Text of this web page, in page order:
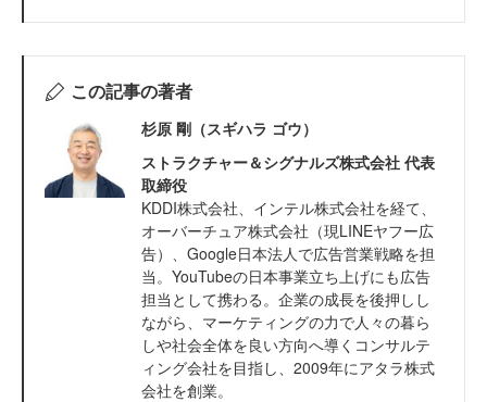
この記事の著者
杉原 剛（スギハラ ゴウ）
ストラクチャー＆シグナルズ株式会社 代表
取締役
KDDI株式会社、インテル株式会社を経て、
オーバーチュア株式会社（現LINEヤフー広
告）、Google日本法人で広告営業戦略を担
当。YouTubeの日本事業立ち上げにも広告
担当として携わる。企業の成長を後押しし
ながら、マーケティングの力で人々の暮ら
しや社会全体を良い方向へ導くコンサルテ
ィング会社を目指し、2009年にアタラ株式
会社を創業。